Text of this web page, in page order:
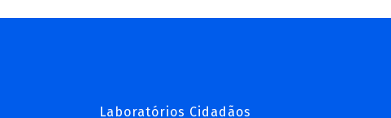
Laboratórios Cidadãos